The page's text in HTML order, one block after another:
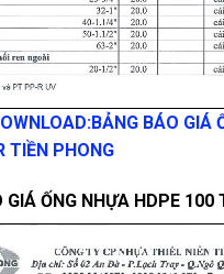
BẢNG BÁO GIÁ
TIỀN PHONG
GIÁ ỐNG NHỰA HDPE 100